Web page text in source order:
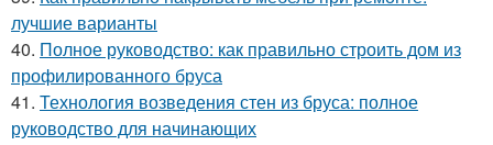
лучшие варианты
40. Полное руководство: как правильно строить дом из
профилированного бруса
41. Технология возведения стен из бруса: полное
руководство для начинающих